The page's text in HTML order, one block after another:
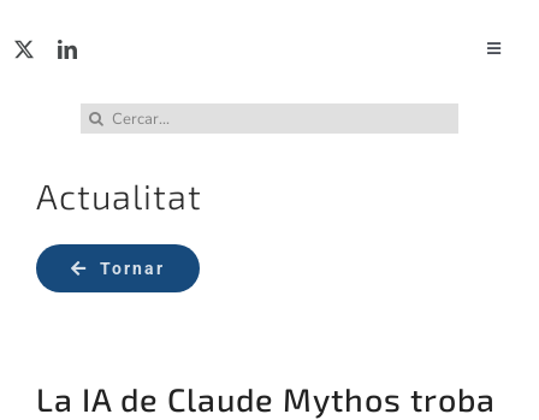
to
Toggle
Cerca
Actualitat
Tornar
La IA de Claude Mythos troba